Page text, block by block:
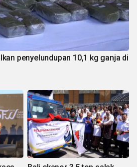
penyelundupan 10,1 kg ganja di